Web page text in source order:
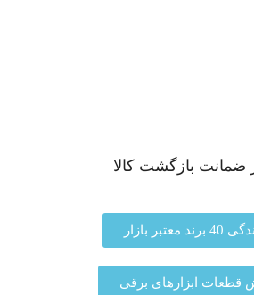
معتبر بازار
قطعات ابزارهای برقی